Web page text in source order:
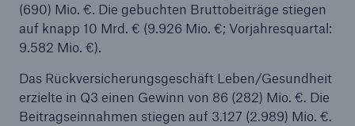
(690) Mio. €. Die gebuchten Bruttobeiträge stiegen
auf knapp 10 Mrd. € (9.926 Mio. €; Vorjahresquartal:
9.582 Mio. €).
Das Rückversicherungsgeschäft Leben/Gesundheit
erzielte in Q3 einen Gewinn von 86 (282) Mio. €. Die
Beitragseinnahmen stiegen auf 3.127 (2.989) Mio. €.